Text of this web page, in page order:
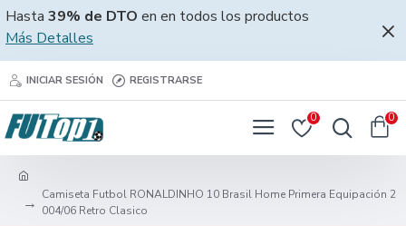
Hasta 39% de DTO en en todos los productos
Más Detalles
INICIAR SESIÓN REGISTRARSE
0 0
Camiseta Futbol RONALDINHO 10 Brasil Home Primera Equipación 2
004/06 Retro Clasico